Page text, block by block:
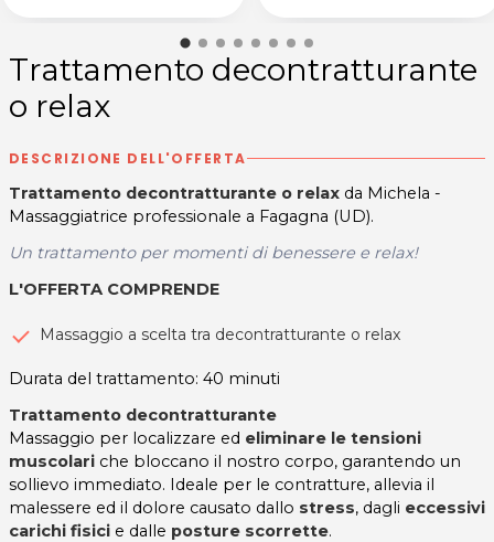
Trattamento decontratturante
o relax
DESCRIZIONE DELL'OFFERTA
Trattamento decontratturante o relax da Michela -
Massaggiatrice professionale a Fagagna (UD).
Un trattamento per momenti di benessere e relax!
L'OFFERTA COMPRENDE
Massaggio a scelta tra decontratturante o relax
Durata del trattamento: 40 minuti
Trattamento decontratturante
Massaggio per localizzare ed eliminare le tensioni
muscolari che bloccano il nostro corpo, garantendo un
sollievo immediato. Ideale per le contratture, allevia il
malessere ed il dolore causato dallo stress, dagli eccessivi
carichi fisici e dalle posture scorrette.